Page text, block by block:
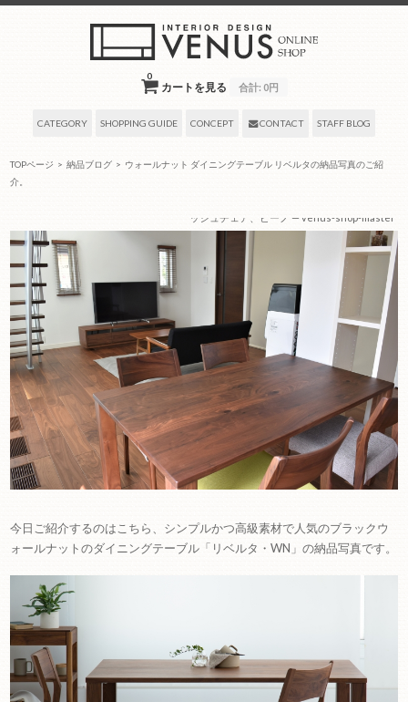
カートを見る
0
合計: 0円
CATEGORY SHOPPING GUIDE CONCEPT CONTACT STAFF BLOG
TOPページ >納品ブログ > ウォールナット ダイニングテーブル リベルタの納品写真のご紹
介。
ッシュチェア、ビーノ — venus-shop-master
今日ご紹介するのはこちら、シンプルかつ高級素材で人気のブラックウ
ォールナットのダイニングテーブル「リベルタ・WN」の納品写真です。